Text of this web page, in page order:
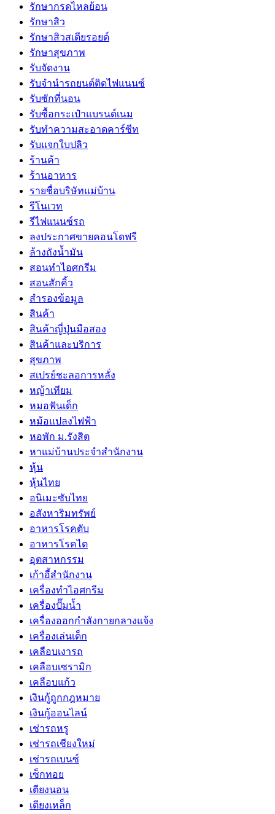
รักษากรดไหลย้อน
รักษาสิว
รักษาสิวสเตียรอยด์
รักษาสุขภาพ
รับจัดงาน
รับจํานํารถยนต์ติดไฟแนนซ์
รับซักที่นอน
รับซื้อกระเป๋าแบรนด์เนม
รับทำความสะอาดคาร์ซีท
รับแจกใบปลิว
ร้านค้า
ร้านอาหาร
รายชื่อบริษัทแม่บ้าน
รีโนเวท
รีไฟแนนซ์รถ
ลงประกาศขายคอนโดฟรี
ล้างถังน้ำมัน
สอนทำไอศกรีม
สอนสักคิ้ว
สำรองข้อมูล
สินค้า
สินค้าญี่ปุ่นมือสอง
สินค้าและบริการ
สุขภาพ
สเปรย์ชะลอการหลั่ง
หญ้าเทียม
หมอฟันเด็ก
หม้อแปลงไฟฟ้า
หอพัก ม.รังสิต
หาแม่บ้านประจำสำนักงาน
หุ้น
หุ้นไทย
อนิเมะซับไทย
อสังหาริมทรัพย์
อาหารโรคตับ
อาหารโรคไต
อุตสาหกรรม
เก้าอี้สำนักงาน
เครื่องทำไอศกรีม
เครื่องปั๊มน้ำ
เครื่องออกกำลังกายกลางแจ้ง
เครื่องเล่นเด็ก
เคลือบเงารถ
เคลือบเซรามิก
เคลือบแก้ว
เงินกู้ถูกกฎหมาย
เงินกู้ออนไลน์
เช่ารถหรู
เช่ารถเชียงใหม่
เช่ารถเบนซ์
เซ็กทอย
เตียงนอน
เตียงเหล็ก